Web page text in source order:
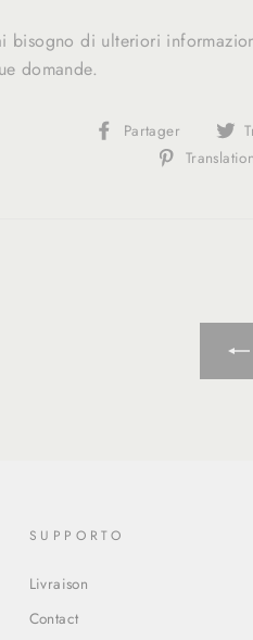
bisogno di ulteriori
domande.
Partager
missing:
SUPPORTO
Livraison
Contact